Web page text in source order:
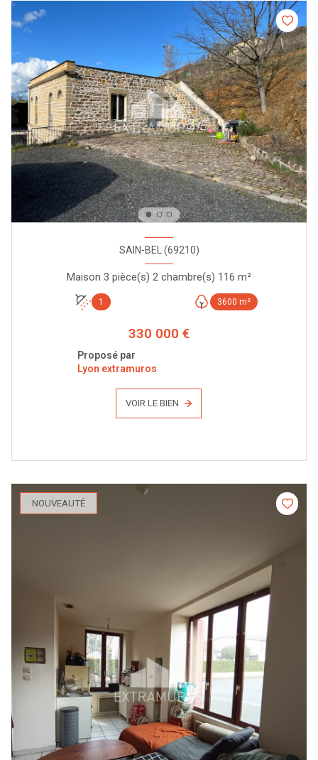
SAIN-BEL (69210)
Maison 3 pièce(s) 2 chambre(s) 116 m²
1 3600 m²
330 000 €
Proposé par
Lyon extramuros
VOIR LE BIEN
NOUVEAUTÉ